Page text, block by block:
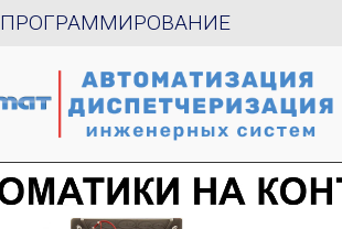
ПРОГРАММИРОВАНИЕ